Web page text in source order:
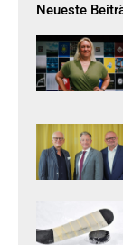
Neueste